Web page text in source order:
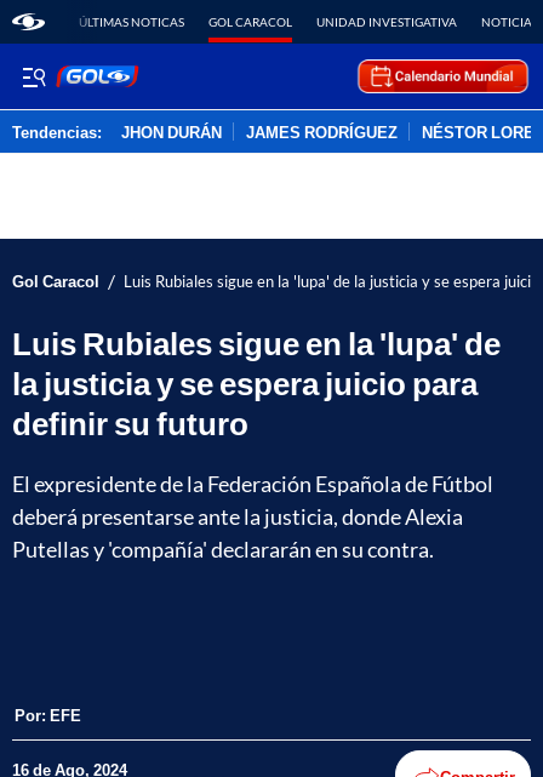
ÚLTIMAS NOTICAS GOL CARACOL UNIDAD INVESTIGATIVA NOTICIAS
Tendencias: JHON DURÁN JAMES RODRÍGUEZ NÉSTOR
Gol Caracol / Luis Rubiales sigue en la 'lupa' de la justicia y se espera
Luis Rubiales sigue en la 'lupa' de
la justicia y se espera juicio para
definir su futuro
El expresidente de la Federación Española de Fútbol
deberá presentarse ante la justicia, donde Alexia
Putellas y 'compañía' declararán en su contra.
Por: EFE
16 de Ago, 2024